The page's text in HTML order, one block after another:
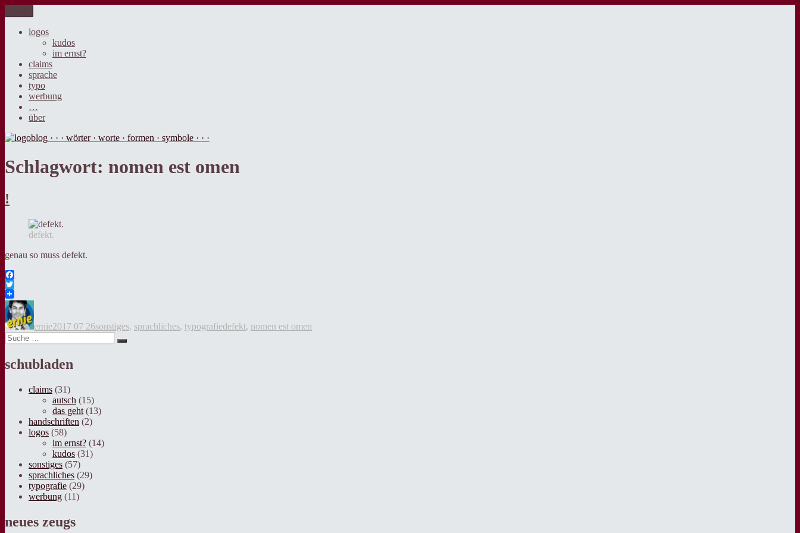
Inhalt
springen
logoblog · · · wörter · worte · formen · symbole · · ·
der blog über sprache, design und werbung.
logos
kudos
im ernst?
claims
sprache
typo
werbung
…
über
Schlagwort: nomen est omen
!
defekt.
genau so muss defekt.
Facebook
Twitter
ernie2017 07 26sonstiges, sprachliches, typografiedefekt, nomen est omen
Suche
nach:
Suche
schubladen
claims (31)
autsch (15)
das geht (13)
handschriften (2)
logos (58)
im ernst? (14)
kudos (31)
sonstiges (57)
sprachliches (29)
typografie (29)
werbung (11)
neues zeugs